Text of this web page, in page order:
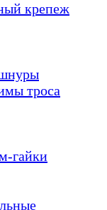
крепеж
троса
гайки